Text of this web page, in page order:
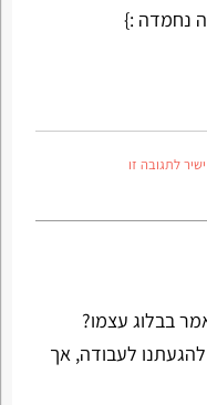
נחמדה :}
לתגובה זו
בבלוג עצמו?
לעבודה, אך